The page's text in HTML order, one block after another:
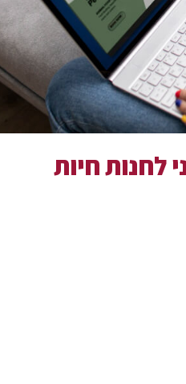
לחנות חיות